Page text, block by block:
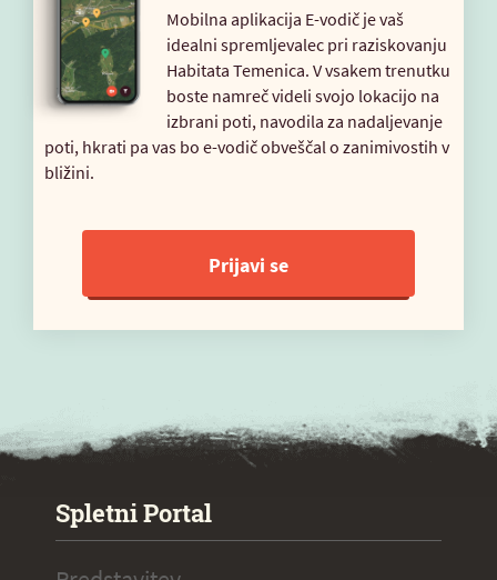
Mobilna aplikacija E-vodič je vaš
idealni spremljevalec pri raziskovanju
Habitata Temenica. V vsakem trenutku
boste namreč videli svojo lokacijo na
izbrani poti, navodila za nadaljevanje
poti, hkrati pa vas bo e-vodič obveščal o zanimivostih v
bližini.
Prijavi se
Spletni Portal